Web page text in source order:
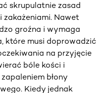
skrupulatnie zasad
Nawet
groźna i wymaga
które musi doprowadzić
na przyjęcie
bóle kości i
błony
Kiedy jednak